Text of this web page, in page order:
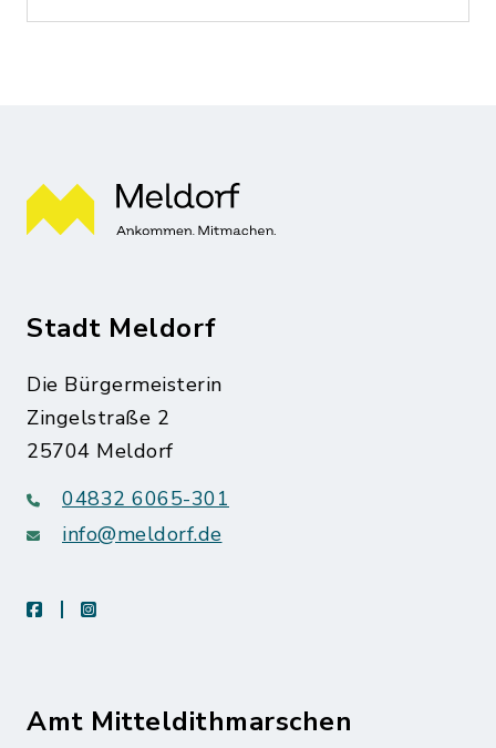
Stadt Meldorf
Die Bürgermeisterin
Zingelstraße 2
25704 Meldorf
04832 6065-301
info@meldorf.de
facebookinstagram
Amt Mitteldithmarschen